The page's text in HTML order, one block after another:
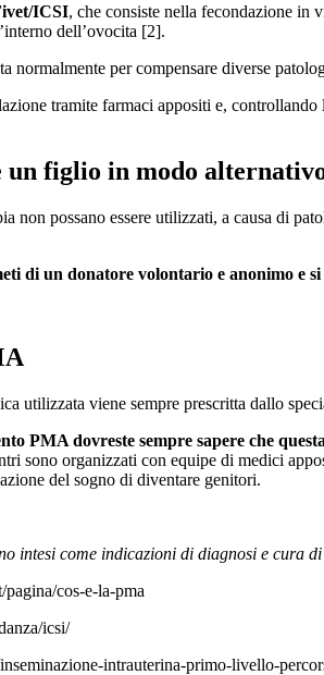
ICSI, che consiste nella fecondazione in
dell’ovocita [2].
normalmente per compensare diverse
tramite farmaci appositi e,
un figlio in modo
non possano essere utilizzati, a causa di
di un donatore volontario e anonimo e
utilizzata viene sempre prescritta dallo
PMA dovreste sempre sapere che
sono organizzati con equipe di medici
del sogno di diventare genitori.
intesi come indicazioni di diagnosi e cura
cos-e-la-pma
icsi/
intrauterina-primo-livello-